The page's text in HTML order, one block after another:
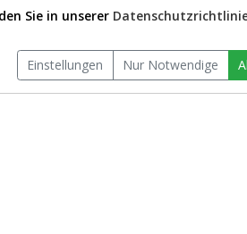
Sie in unserer
Einstellungen Nur Notwendige